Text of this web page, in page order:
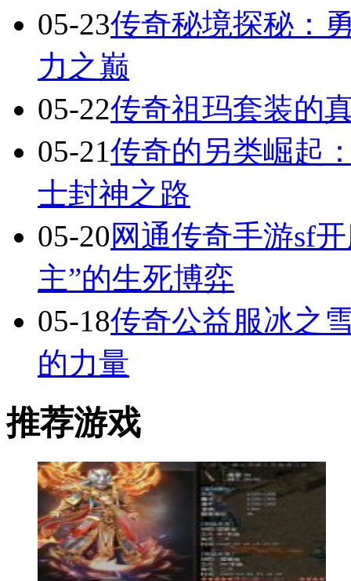
05-23传奇秘境探秘：
力之巅
05-22传奇祖玛套装的
05-21传奇的另类崛起
士封神之路
05-20网通传奇手游sf
主”的生死博弈
05-18传奇公益服冰之
的力量
推荐游戏